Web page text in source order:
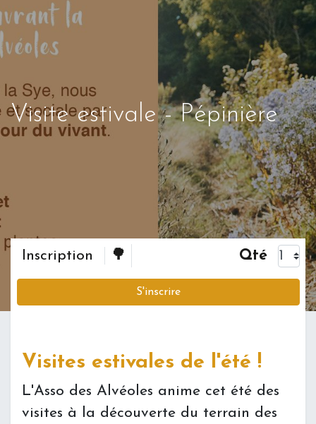
Visite estivale - Pépinière
Inscription 🌳 Qté
S'inscrire
Visites estivales de l'été !
L'Asso des Alvéoles anime cet été des
visites à la découverte du terrain des